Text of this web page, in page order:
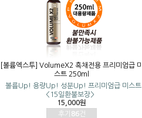
[볼륨엑스투] VolumeX2 흑채전용 프리미엄급
스트 250ml
볼륨Up! 용량Up! 성분Up! 프리미엄급 미스트
<15일환불보장>
15,000원
후기 86건